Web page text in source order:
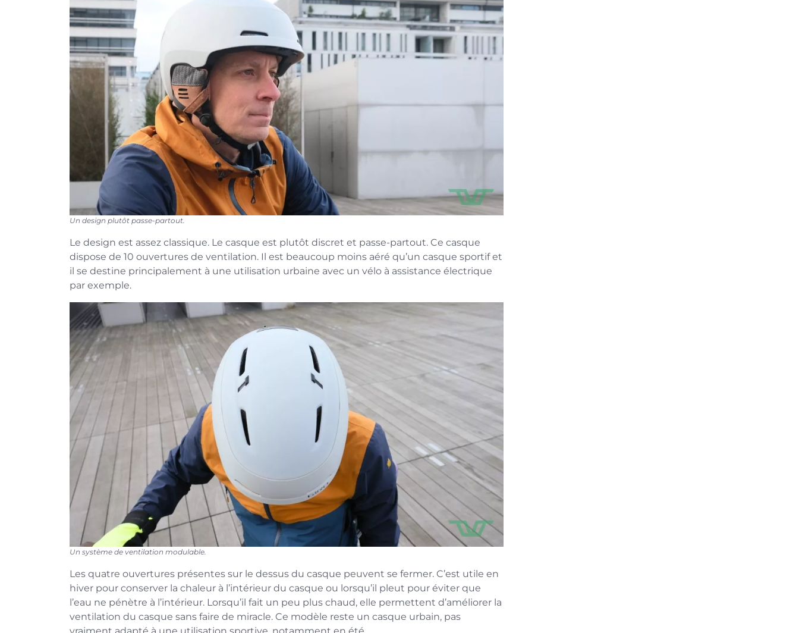
Un design plutôt passe-partout.
Le design est assez classique. Le casque est plutôt discret et passe-partout. Ce casque
dispose de 10 ouvertures de ventilation. Il est beaucoup moins aéré qu’un casque sportif et
il se destine principalement à une utilisation urbaine avec un vélo à assistance électrique
par exemple.
Un système de ventilation modulable.
Les quatre ouvertures présentes sur le dessus du casque peuvent se fermer. C’est utile en
hiver pour conserver la chaleur à l’intérieur du casque ou lorsqu’il pleut pour éviter que
l’eau ne pénètre à l’intérieur. Lorsqu’il fait un peu plus chaud, elle permettent d’améliorer la
ventilation du casque sans faire de miracle. Ce modèle reste un casque urbain, pas
vraiment adapté à une utilisation sportive, notamment en été.